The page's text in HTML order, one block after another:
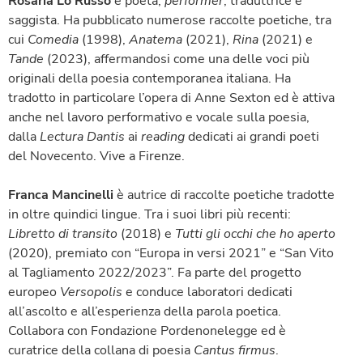
saggista. Ha pubblicato numerose raccolte poetiche, tra
cui Comedia (1998), Anatema (2021), Rina (2021) e
Tande (2023), affermandosi come una delle voci più
originali della poesia contemporanea italiana. Ha
tradotto in particolare l’opera di Anne Sexton ed è attiva
anche nel lavoro performativo e vocale sulla poesia,
dallaLectura Dantis ai readingdedicati ai grandi poeti
del Novecento. Vive a Firenze.
Franca Mancinelliè autrice di raccolte poetiche tradotte
in oltre quindici lingue. Tra i suoi libri più recenti:
Libretto di transito (2018) e Tutti gli occhi che ho aperto
(2020), premiato con “Europa in versi 2021” e “San Vito
al Tagliamento 2022/2023”. Fa parte del progetto
europeo Versopolis e conduce laboratori dedicati
all’ascolto e all’esperienza della parola poetica.
Collabora con Fondazione Pordenonelegge ed è
curatrice della collana di poesia Cantus firmus.